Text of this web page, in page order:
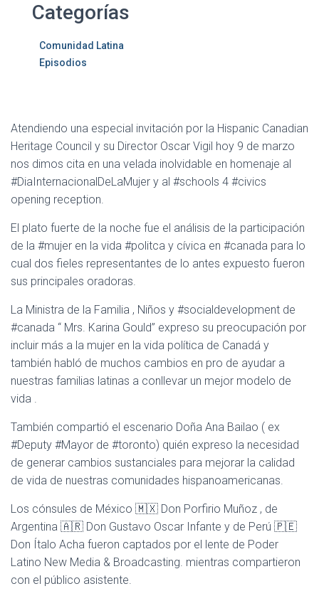
Categorías
Comunidad Latina
Episodios
Atendiendo una especial invitación por la Hispanic Canadian
Heritage Council y su Director Oscar Vigil hoy 9 de marzo
nos dimos cita en una velada inolvidable en homenaje al
#DiaInternacionalDeLaMujer y al #schools 4 #civics
opening reception.
El plato fuerte de la noche fue el análisis de la participación
de la #mujer en la vida #politca y cívica en #canada para lo
cual dos fieles representantes de lo antes expuesto fueron
sus principales oradoras.
La Ministra de la Familia , Niños y #socialdevelopment de
#canada “ Mrs. Karina Gould” expreso su preocupación por
incluir más a la mujer en la vida política de Canadá y
también habló de muchos cambios en pro de ayudar a
nuestras familias latinas a conllevar un mejor modelo de
vida .
También compartió el escenario Doña Ana Bailao ( ex
#Deputy #Mayor de #toronto) quién expreso la necesidad
de generar cambios sustanciales para mejorar la calidad
de vida de nuestras comunidades hispanoamericanas.
Los cónsules de México 🇲🇽 Don Porfirio Muñoz , de
Argentina 🇦🇷 Don Gustavo Oscar Infante y de Perú 🇵🇪
Don Ítalo Acha fueron captados por el lente de Poder
Latino New Media & Broadcasting. mientras compartieron
con el público asistente.